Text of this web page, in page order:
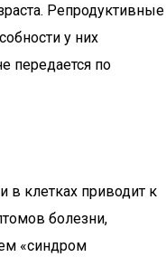
Репродуктивные
у них
передается по
в клетках приводит к
болезни,
«синдром